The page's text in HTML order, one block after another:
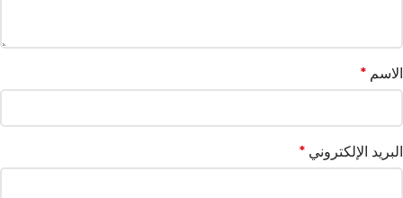
الاسم *
البريد الإلكتروني *